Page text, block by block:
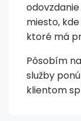
miesto,
ktoré má
Pôsobím
služby
klientom